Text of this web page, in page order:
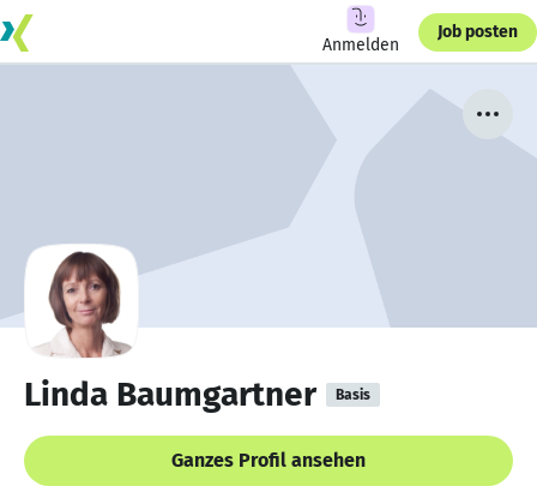
Anmelden
Job posten
Linda Baumgartner Basis
Ganzes Profil ansehen